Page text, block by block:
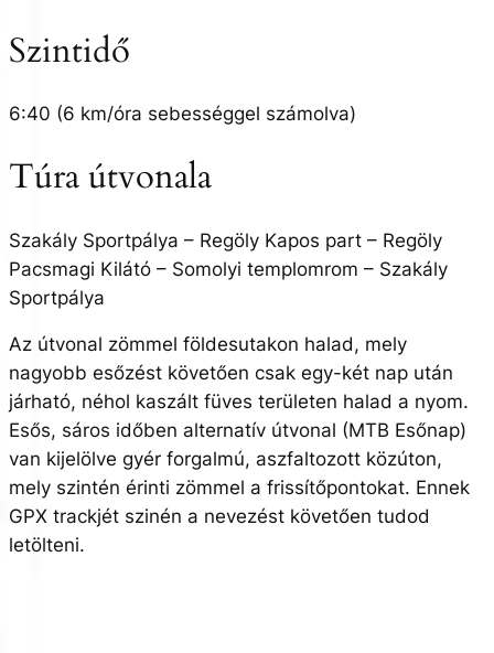
Szintidő
6:40 (6 km/óra sebességgel számolva)
Túra útvonala
Szakály Sportpálya – Regöly Kapos part – Regöly
Pacsmagi Kilátó – Somolyi templomrom – Szakály
Sportpálya
Az útvonal zömmel földesutakon halad, mely
nagyobb esőzést követően csak egy-két nap után
járható, néhol kaszált füves területen halad a nyom.
Esős, sáros időben alternatív útvonal (MTB Esőnap)
van kijelölve gyér forgalmú, aszfaltozott közúton,
mely szintén érinti zömmel a frissítőpontokat. Ennek
GPX trackjét szinén a nevezést követően tudod
letölteni.